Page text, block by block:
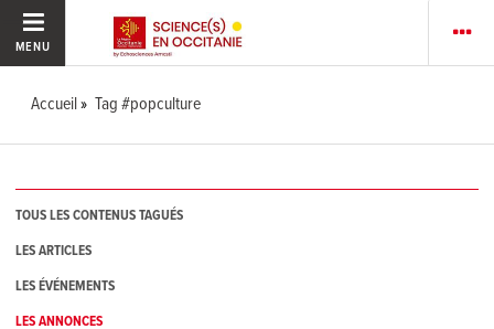
MENU
Accueil Tag #popculture
TOUS LES CONTENUS TAGUÉS
LES ARTICLES
LES ÉVÉNEMENTS
LES ANNONCES